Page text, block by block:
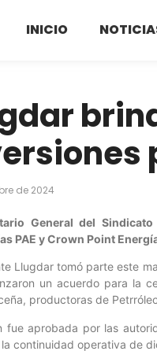
INICIO
de 2024
General del
PAE y Crown Point
Llugdar tomó parte este
un acuerdo para la
productoras de
fue aprobada por las
continuidad operativa de